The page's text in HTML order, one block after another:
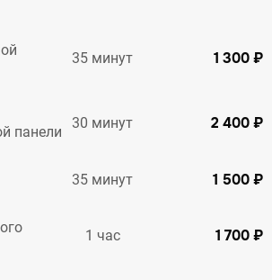
35 минут 1 300 ₽
панели
30 минут 2 400 ₽
35 минут 1 500 ₽
1 час 1 700 ₽